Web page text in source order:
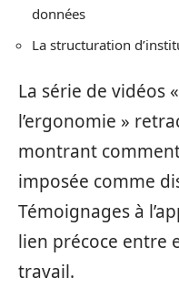
données
La structuration
La série de vidéos
l’ergonomie »
montrant comment
imposée comme
Témoignages à
lien précoce entre
travail.